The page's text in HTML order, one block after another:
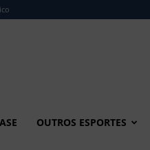
OUTROS ESPORTES